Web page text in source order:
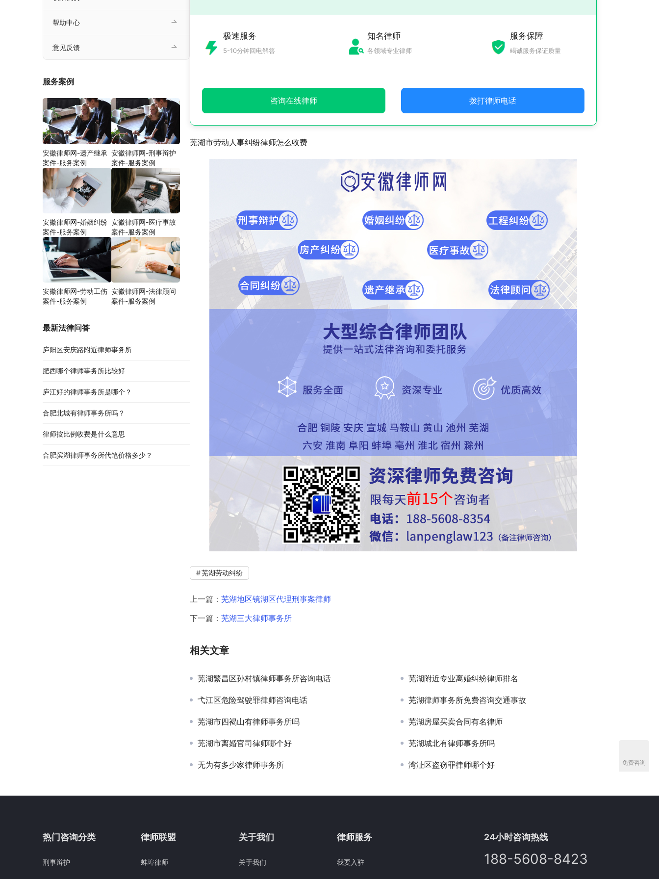
极速服务
5-10分钟回电解答
知名律师
各领域专业律师
服务保障
竭诚服务保证质量
咨询在线律师 拨打律师电话
芜湖市劳动人事纠纷律师怎么收费
芜湖劳动纠纷
上一篇： 芜湖地区镜湖区代理刑事案律师
下一篇： 芜湖三大律师事务所
相关文章
芜湖繁昌区孙村镇律师事务所咨询电话 芜湖附近专业离婚纠纷律师排名
弋江区危险驾驶罪律师咨询电话 芜湖律师事务所免费咨询交通事故
芜湖市四褐山有律师事务所吗 芜湖房屋买卖合同有名律师
芜湖市离婚官司律师哪个好 芜湖城北有律师事务所吗
无为有多少家律师事务所 湾沚区盗窃罪律师哪个好
帮助中心
意见反馈
服务案例
安徽律师网-遗产继承
案件-服务案例
安徽律师网-刑事辩护
案件-服务案例
安徽律师网-婚姻纠纷
案件-服务案例
安徽律师网-医疗事故
案件-服务案例
安徽律师网-劳动工伤
案件-服务案例
安徽律师网-法律顾问
案件-服务案例
最新法律问答
庐阳区安庆路附近律师事务所
肥西哪个律师事务所比较好
庐江好的律师事务所是哪个？
合肥北城有律师事务所吗？
律师按比例收费是什么意思
合肥滨湖律师事务所代笔价格多少？
热门咨询分类
刑事辩护
律师联盟
蚌埠律师
关于我们
关于我们
律师服务
我要入驻
24小时咨询热线
188-5608-8423
免费咨询